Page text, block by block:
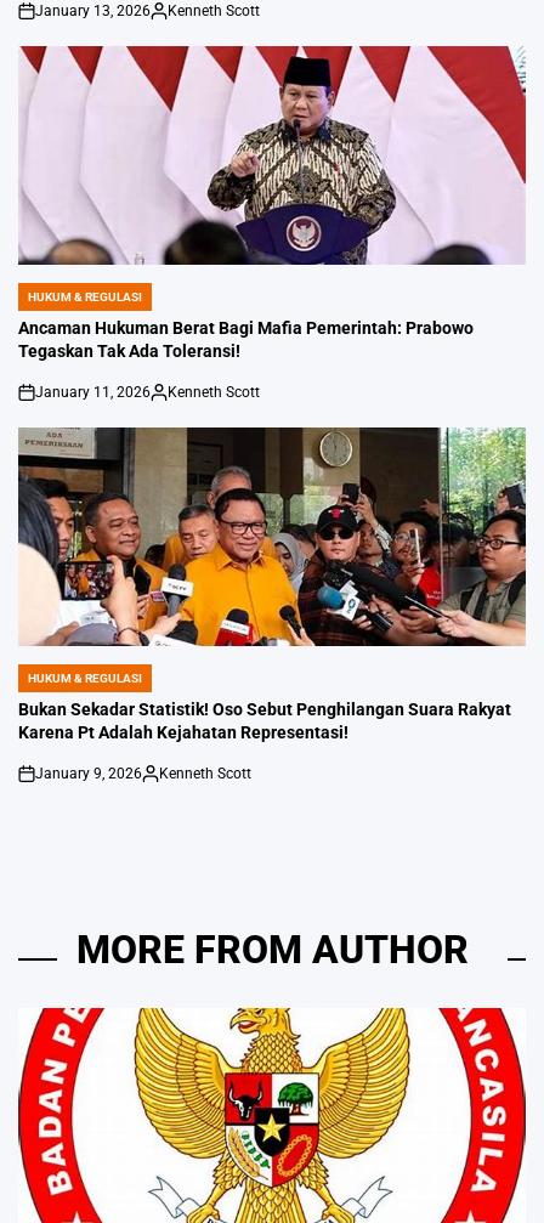
on
January 13, 2026
Posted
Kenneth Scott
POSTED
IN
HUKUM & REGULASI
Ancaman Hukuman Berat Bagi Mafia Pemerintah: Prabowo
Tegaskan Tak Ada Toleransi!
on
January 11, 2026
Posted
Kenneth Scott
POSTED
IN
HUKUM & REGULASI
Bukan Sekadar Statistik! Oso Sebut Penghilangan Suara Rakyat
Karena Pt Adalah Kejahatan Representasi!
on
January 9, 2026
Posted
Kenneth Scott
MORE FROM AUTHOR